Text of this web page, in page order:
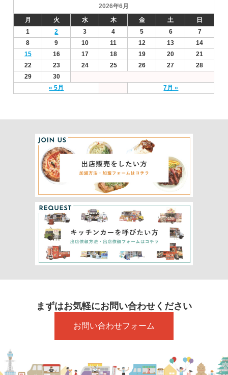
2026年6月
月
火 水 木 金 土 日
« 5月 7月 »
1 2 3 4 5 6
7
8
9 10 11 12 13
14
15
16 17 18 19 20
21
22
23 24 25 26 27
28
29
30
まずはお気軽にお問い合わせください
お問い合わせフォーム